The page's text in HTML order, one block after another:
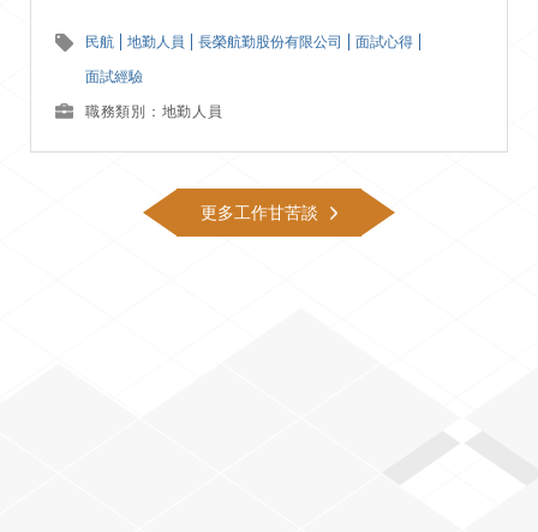
民航 地勤人員 長榮航勤股份有限公司 面試心得
面試經驗
職務類別：地勤人員
更多工作甘苦談